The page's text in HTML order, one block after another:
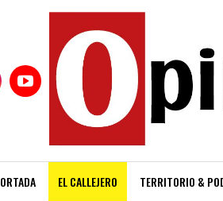
EL CALLEJERO TERRITORIO &